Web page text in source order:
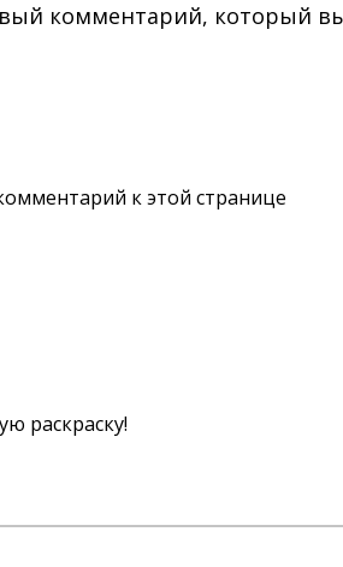
комментарий, который
к этой странице
раскраску!